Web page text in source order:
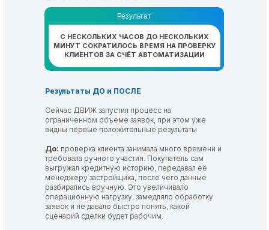
Результаты ДО и ПОСЛЕ
Сейчас ДВИЖ запустил процесс на
ограниченном объеме заявок, при этом уже
видны первые положительные результаты
До: проверка клиента занимала много времени и
требовала ручного участия. Покупатель сам
выгружал кредитную историю, передавал её
менеджеру застройщика, после чего данные
разбирались вручную. Это увеличивало
операционную нагрузку, замедляло обработку
заявок и не давало быстро понять, какой
сценарий сделки будет рабочим.
Результат
С НЕСКОЛЬКИХ ЧАСОВ ДО НЕСКОЛЬКИХ
МИНУТ СОКРАТИЛОСЬ ВРЕМЯ НА ПРОВЕРКУ
КЛИЕНТОВ ЗА СЧЁТ АВТОМАТИЗАЦИИ